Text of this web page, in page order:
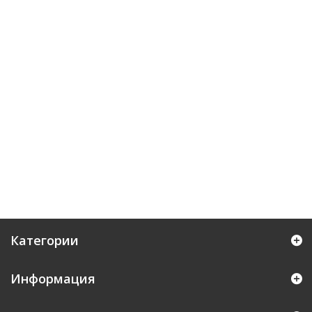
Категории
Информация